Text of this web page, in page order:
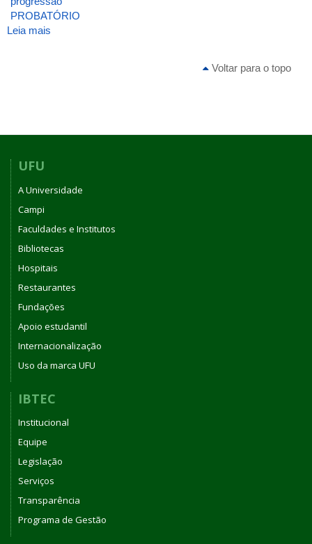
PROBATÓRIO
Leia mais
2025
INSTITUTO
DA
UNIVERSIDADE
FEDERAL
UBERLÂNDIA
Voltar para o topo
UFU
A Universidade
Campi
Faculdades e Institutos
Bibliotecas
Hospitais
Restaurantes
Fundações
Apoio estudantil
Internacionalização
Uso da marca UFU
IBTEC
Institucional
Equipe
Legislação
Serviços
Transparência
Programa de Gestão